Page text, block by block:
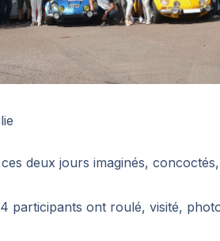
deux jours imaginés,
participants ont roulé, visité,